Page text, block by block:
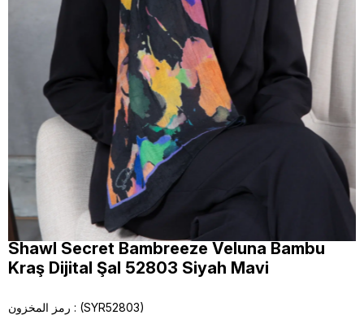
Shawl Secret Bambreeze Veluna Bambu
Kraş Dijital Şal 52803 Siyah Mavi
رمز المخزون
(SYR52803)